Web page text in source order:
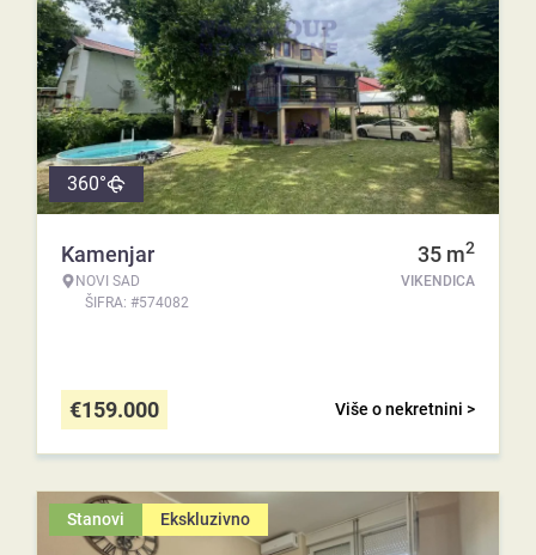
360°
Kamenjar
NOVI SAD
ŠIFRA: #574082
35 m2
VIKENDICA
Više o nekretnini >
€159.000
Stanovi Ekskluzivno